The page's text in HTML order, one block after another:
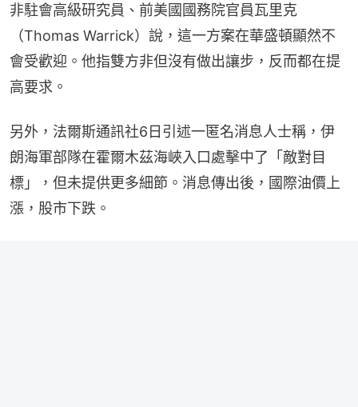
非駐會高級研究員、前美國國務院官員瓦里克
（Thomas Warrick）說，這一方案在華盛頓顯然不
會受歡迎。他指雙方非但沒有做出讓步，反而都在提
高要求。
另外，法爾斯通訊社6日引述一匿名消息人士稱，伊
朗海軍部隊在霍爾木茲海峽入口處擊中了「敵對目
標」，但未提供更多細節。消息傳出後，國際油價上
漲，股市下跌。